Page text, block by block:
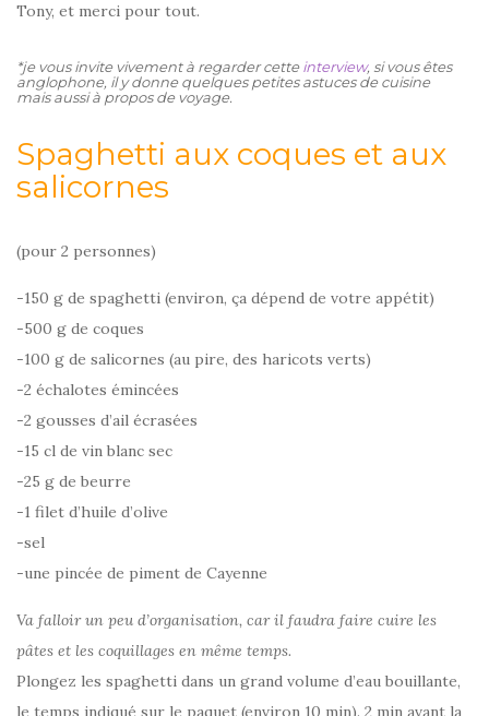
Tony, et merci pour tout.
*je vous invite vivement à regarder cetteinterview, si vous êtes
anglophone, il y donne quelques petites astuces de cuisine
mais aussi à propos de voyage.
Spaghetti aux coques et aux
salicornes
(pour 2 personnes)
-150 g de spaghetti (environ, ça dépend de votre appétit)
-500 g de coques
-100 g de salicornes (au pire, des haricots verts)
-2 échalotes émincées
-2 gousses d’ail écrasées
-15 cl de vin blanc sec
-25 g de beurre
-1 filet d’huile d’olive
-sel
-une pincée de piment de Cayenne
Va falloir un peu d’organisation, car il faudra faire cuire les
pâtes et les coquillages en même temps.
Plongez les spaghetti dans un grand volume d’eau bouillante,